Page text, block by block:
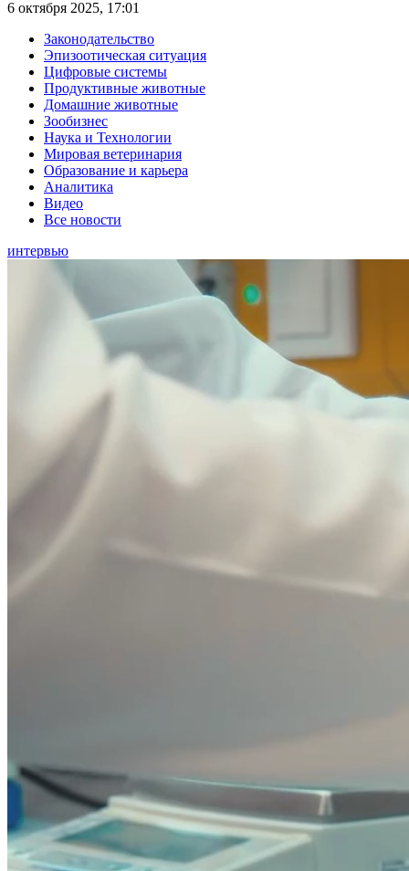
6 октября 2025, 17:01
Законодательство
Эпизоотическая ситуация
Цифровые системы
Продуктивные животные
Домашние животные
Зообизнес
Наука и Технологии
Мировая ветеринария
Образование и карьера
Аналитика
Видео
Все новости
интервью